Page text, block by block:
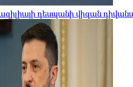
դեսպանի վիզան